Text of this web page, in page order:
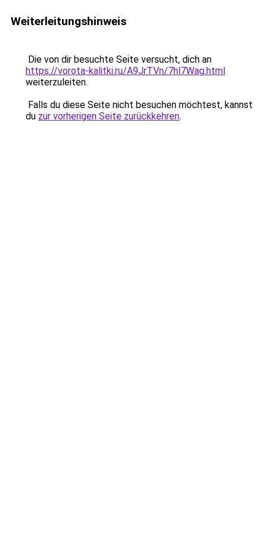
Weiterleitungshinweis
Die von dir besuchte Seite versucht, dich an
https://vorota-kalitki.ru/A9JrTVn/7hl7Wag.html
weiterzuleiten.
Falls du diese Seite nicht besuchen möchtest, kannst
du zur vorherigen Seite zurückkehren.